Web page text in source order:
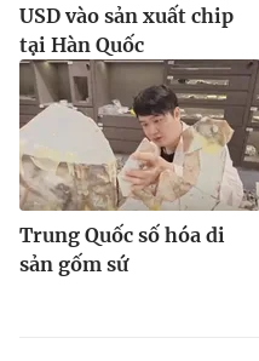
USD vào sản xuất chip
tại Hàn Quốc
Trung Quốc số hóa di
sản gốm sứ